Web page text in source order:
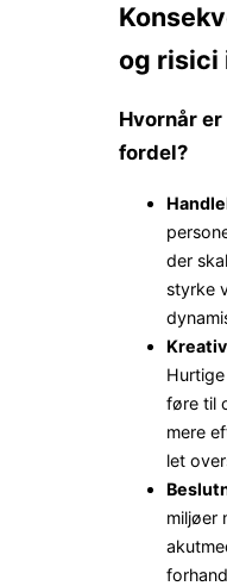
og risici
Hvornår
fordel?
der
styrke
føre til
mere
let
miljøer